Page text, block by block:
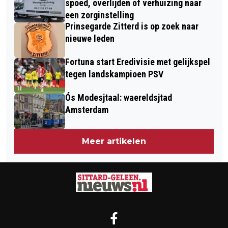
spoed, overlijden of verhuizing naar
een zorginstelling
Prinsegarde Zitterd is op zoek naar
nieuwe leden
Fortuna start Eredivisie met gelijkspel
tegen landskampioen PSV
Ós Modesjtaal: waereldsjtad
Amsterdam
Meer artikelen